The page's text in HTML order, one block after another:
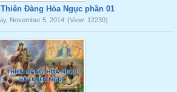
Đàng Hỏa Ngục phần 01
November 5, 2014 (View: 12230)